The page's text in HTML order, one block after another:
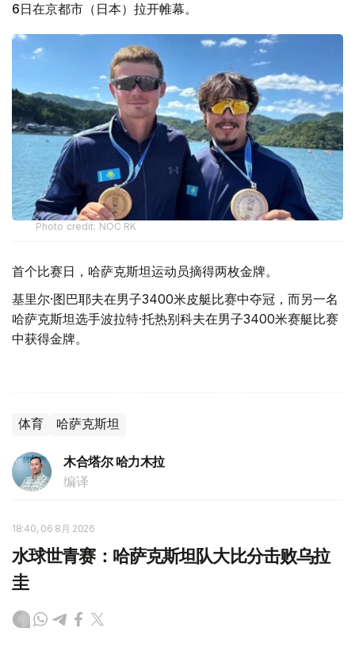
6日在京都市（日本）拉开帷幕。
Photo credit: NOC RK
首个比赛日，哈萨克斯坦运动员摘得两枚金牌。
基里尔·图巴耶夫在男子3400米皮艇比赛中夺冠，而另一名
哈萨克斯坦选手波拉特·托热别科夫在男子3400米赛艇比赛
中获得金牌。
体育 哈萨克斯坦
木合塔尔 哈力木拉
编译
18:40, 06 8月 2026
水球世青赛：哈萨克斯坦队大比分击败乌拉
圭